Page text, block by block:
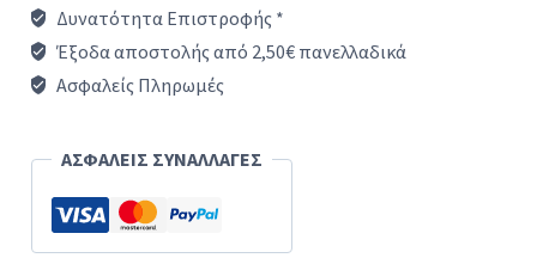
H6
στεγνωτηρίου
INDESIT
ARISTON
Δυνατότητα Επιστροφής *
Έξοδα αποστολής από 2,50€ πανελλαδικά
Ασφαλείς Πληρωμές
ΑΣΦΑΛΕΙΣ ΣΥΝΑΛΛΑΓΕΣ